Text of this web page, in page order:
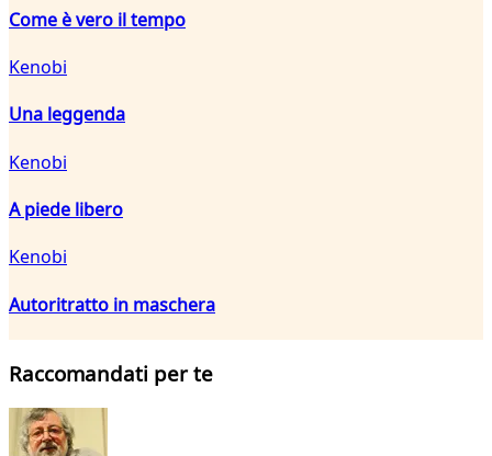
Come è vero il tempo
Kenobi
Una leggenda
Kenobi
A piede libero
Kenobi
Autoritratto in maschera
Raccomandati per te